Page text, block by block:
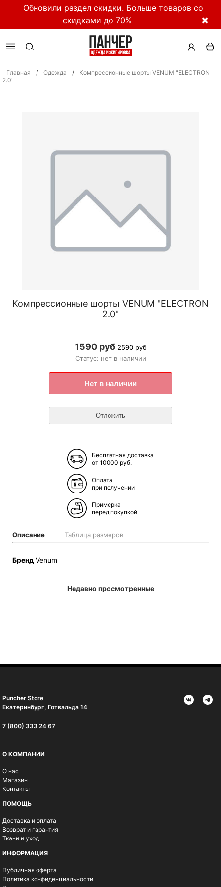
Обновили раздел скидки. Больше товаров со
скидками до 70%
✖
Главная / Одежда /
Компрессионные шорты VENUM "ELECTRON
2.0"
Компрессионные шорты VENUM "ELECTRON
2.0"
1590 руб 2590 руб
Статус: нет в наличии
Бесплатная доставка
от 10000 руб.
Оплата
при получении
Примерка
перед покупкой
Описание Таблица размеров
Бренд Venum
Недавно просмотренные
Puncher Store
Екатеринбург, Готвальда 14
7 (800) 333 24 67
О КОМПАНИИ
О нас
Магазин
Контакты
ПОМОЩЬ
Доставка и оплата
Возврат и гарантия
Ткани и уход
ИНФОРМАЦИЯ
Публичная оферта
Политика конфиденциальности